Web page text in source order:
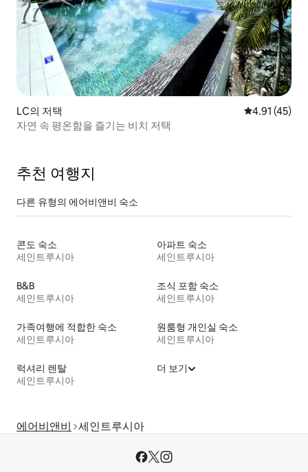
LC의 저택 평점 4.91점
4.91 (45)
자연 속 평온함을 즐기는 비치 저택
추천 여행지
다른 유형의 에어비앤비 숙소
콘도 숙소
세인트루시아
아파트 숙소
세인트루시아
B&B
세인트루시아
조식 포함 숙소
세인트루시아
가족여행에 적합한 숙소
세인트루시아
원룸형 개인실 숙소
세인트루시아
럭셔리 렌탈
세인트루시아
더 보기
에어비앤비 세인트루시아